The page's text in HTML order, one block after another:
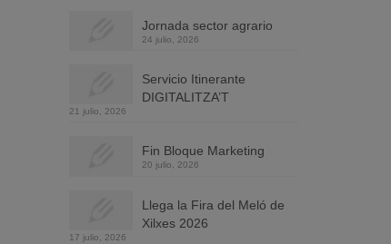
Jornada sector agrario
24 julio, 2026
Servicio Itinerante
DIGITALITZA’T
21 julio, 2026
Fin Bloque Marketing
20 julio, 2026
Llega la Fira del Meló de
Xilxes 2026
17 julio, 2026